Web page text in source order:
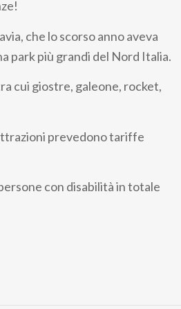
che lo scorso anno aveva
park più grandi del Nord Italia.
cui giostre, galeone, rocket,
prevedono tariffe
con disabilità in totale